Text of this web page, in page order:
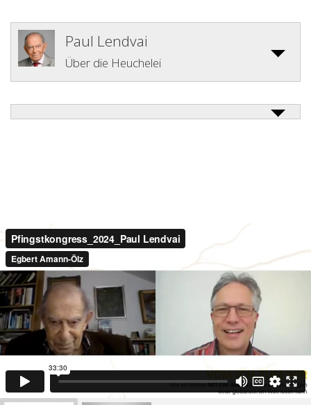
Paul Lendvai
Über die Heuchelei